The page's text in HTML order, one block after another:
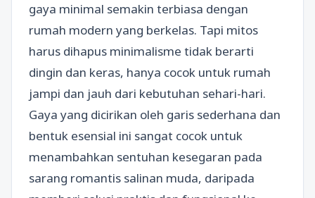
gaya minimal semakin terbiasa dengan
rumah modern yang berkelas. Tapi mitos
harus dihapus minimalisme tidak berarti
dingin dan keras, hanya cocok untuk rumah
jampi dan jauh dari kebutuhan sehari-hari.
Gaya yang dicirikan oleh garis sederhana dan
bentuk esensial ini sangat cocok untuk
menambahkan sentuhan kesegaran pada
sarang romantis salinan muda, daripada